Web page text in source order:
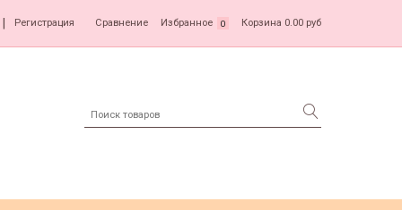
Регистрация Сравнение Избранное 0 Корзина 0.00 руб